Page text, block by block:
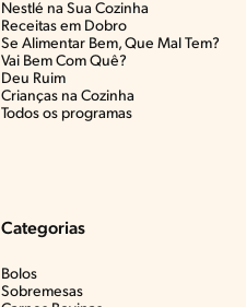
Nestlé na Sua Cozinha
Receitas em Dobro
Se Alimentar Bem, Que Mal Tem?​
Vai Bem Com Quê?​
Deu Ruim​
Crianças na Cozinha​
Todos os programas
Categorias
Bolos
Sobremesas